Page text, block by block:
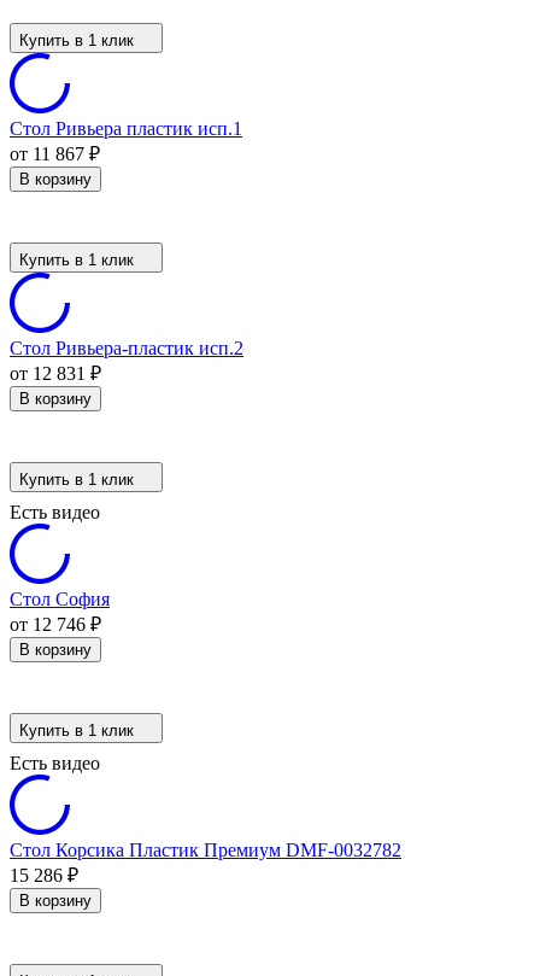
Купить в 1 клик
Стол Ривьера пластик исп.1
от 11 867 ₽
В корзину
Купить в 1 клик
Стол Ривьера-пластик исп.2
от 12 831 ₽
В корзину
Купить в 1 клик
Есть видео
Стол София
от 12 746 ₽
В корзину
Купить в 1 клик
Есть видео
Стол Корсика Пластик Премиум DMF-0032782
15 286 ₽
В корзину